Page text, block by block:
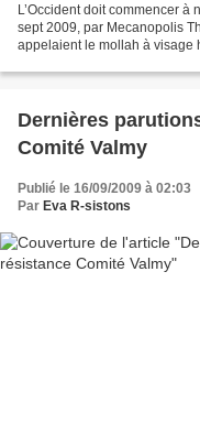
L’Occident doit commencer
sept 2009, par Mecanopolis
appelaient le mollah à visage
Dernières
Comité Valmy
Publié le 16/09/2009 à 02:03
Par Eva R-sistons